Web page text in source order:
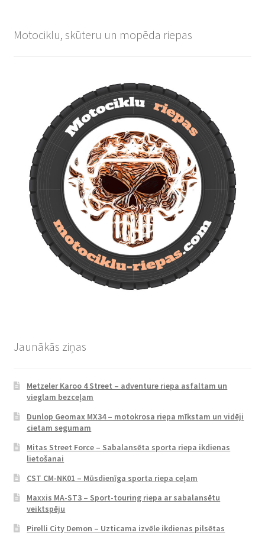
Motociklu, skūteru un mopēda riepas
Jaunākās ziņas
Metzeler Karoo 4 Street – adventure riepa asfaltam un
vieglam bezceļam
Dunlop Geomax MX34 – motokrosa riepa mīkstam un vidēji
cietam segumam
Mitas Street Force – Sabalansēta sporta riepa ikdienas
lietošanai
CST CM-NK01 – Mūsdienīga sporta riepa ceļam
Maxxis MA-ST3 – Sport-touring riepa ar sabalansētu
veiktspēju
Pirelli City Demon – Uzticama izvēle ikdienas pilsētas